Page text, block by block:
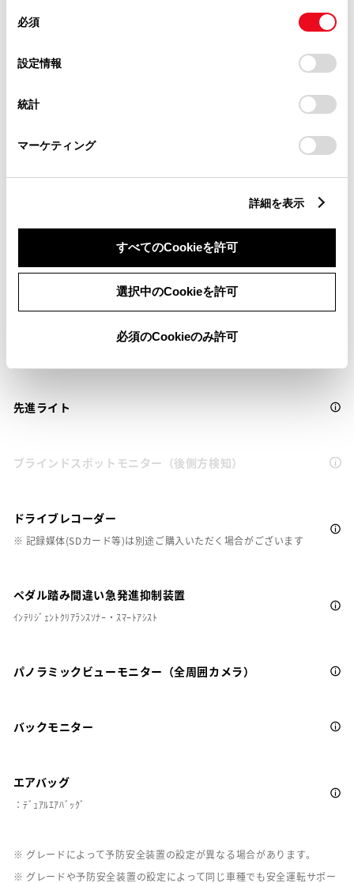
デバイスにすべてのCookie(クッキー)が保存されることに同
意したことになります。Cookie(クッキー)のオプトアウト、
設定の変更、同意を撤回したりするにあたっては、当社の
「Cookie（クッキー）情報の取り扱いについて
」をご覧くだ
必須
設定情報
統計
マーケティング
詳細を表示
すべてのCookieを許可
選択中のCookieを許可
必須のCookieのみ許可
安全装置・運転サポート
サポカーS
Toyota Safety Sense・Lexus Safety Systemのﾌﾟﾘｸﾗｯｼｭｾｰﾌﾃｨ
先進ライト
ブラインドスポットモニター（後側方検知）
ドライブレコーダー
※ 記録媒体(SDカード等)は別途ご購入いただく場合がございます
ペダル踏み間違い急発進抑制装置
ｲﾝﾃﾘｼﾞｪﾝﾄｸﾘｱﾗﾝｽｿﾅｰ・ｽﾏｰﾄｱｼｽﾄ
パノラミックビューモニター（全周囲カメラ）
バックモニター
エアバッグ
：ﾃﾞｭｱﾙｴｱﾊﾞｯｸﾞ
※ グレードによって予防安全装置の設定が異なる場合があります。
※ グレードや予防安全装置の設定によって同じ車種でも安全運転サポー